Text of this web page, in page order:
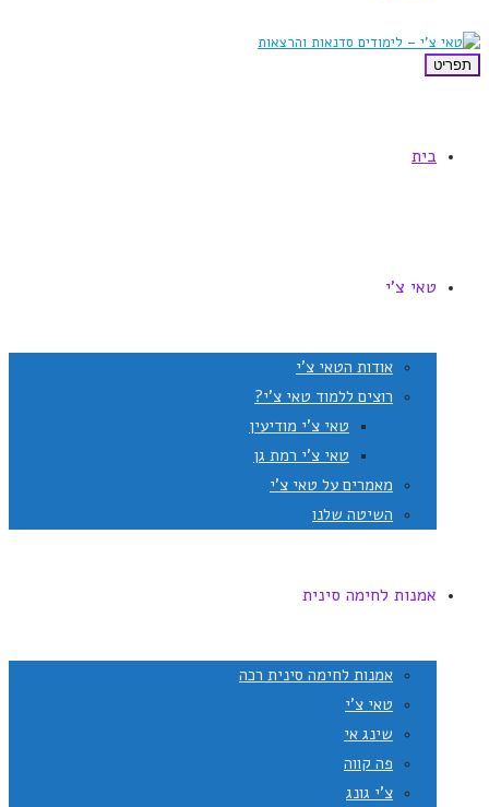
תפריט
בית
טאי צ'י
אודות הטאי צ'י
רוצים ללמוד טאי צ'י?
טאי צ'י מודיעין
טאי צ'י רמת גן
מאמרים על טאי צ'י
השיטה שלנו
אמנות לחימה סינית
אמנות לחימה סינית רכה
טאי צ'י
שינג אי
פה קווה
צ'י גונג